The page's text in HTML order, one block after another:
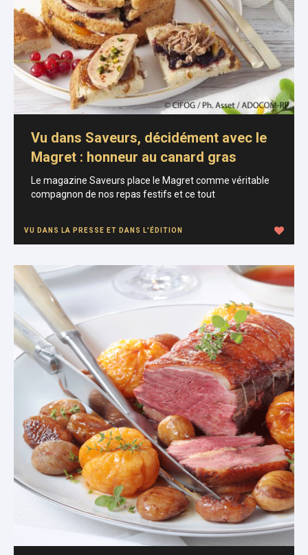
Vu dans Saveurs, décidément avec le
Magret : honneur au canard gras
Le magazine Saveurs place le Magret comme véritable
compagnon de nos repas festifs et ce tout
VU DANS LA PRESSE ET DANS L'ÉDITION